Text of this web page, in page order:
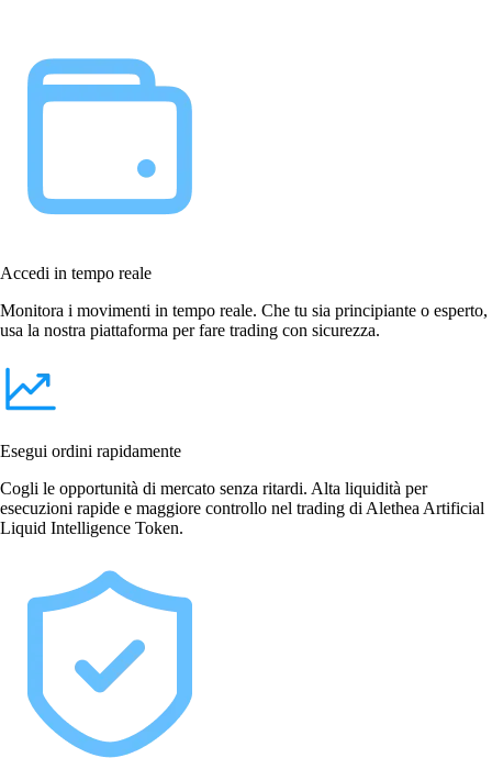
Accedi in tempo reale
Monitora i movimenti in tempo reale. Che tu sia principiante o esperto,
usa la nostra piattaforma per fare trading con sicurezza.
Esegui ordini rapidamente
Cogli le opportunità di mercato senza ritardi. Alta liquidità per
esecuzioni rapide e maggiore controllo nel trading di Alethea Artificial
Liquid Intelligence Token.